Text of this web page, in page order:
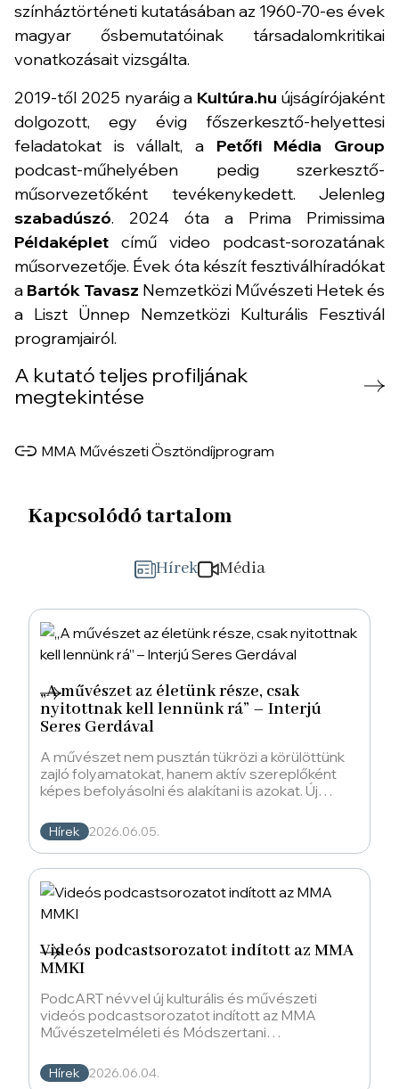
színháztörténeti kutatásában az 1960-70-es évek
magyar ősbemutatóinak társadalomkritikai
vonatkozásait vizsgálta.
2019-től 2025 nyaráig a Kultúra.hu újságírójaként
dolgozott, egy évig főszerkesztő-helyettesi
feladatokat is vállalt, a Petőfi Média Group
podcast-műhelyében pedig szerkesztő-
műsorvezetőként tevékenykedett. Jelenleg
szabadúszó. 2024 óta a Prima Primissima
Példaképlet című video podcast-sorozatának
műsorvezetője. Évek óta készít fesztiválhíradókat
a Bartók Tavasz Nemzetközi Művészeti Hetek és
a Liszt Ünnep Nemzetközi Kulturális Fesztivál
programjairól.
A kutató teljes profiljának
megtekintése
MMA Művészeti Ösztöndíjprogram
Kapcsolódó tartalom
Hírek Média
„A művészet az életünk része, csak
nyitottnak kell lennünk rá” – Interjú
Seres Gerdával
A művészet nem pusztán tükrözi a körülöttünk
zajló folyamatokat, hanem aktív szereplőként
képes befolyásolni és alakítani is azokat. Új
Hírek 2026.06.05.
Videós podcastsorozatot indított az MMA
MMKI
PodcART névvel új kulturális és művészeti
videós podcastsorozatot indított az MMA
Művészetelméleti és Módszertani
Hírek 2026.06.04.